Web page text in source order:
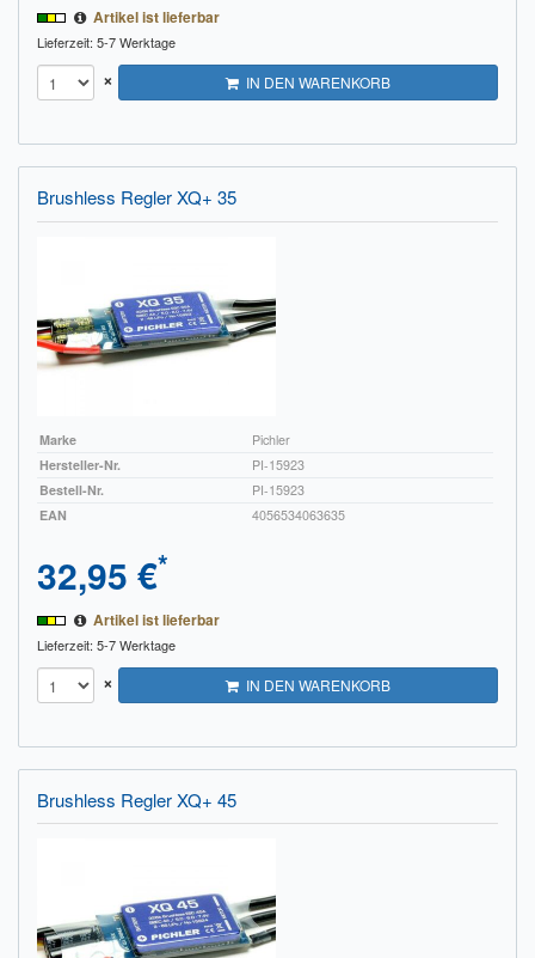
Artikel ist lieferbar
Lieferzeit: 5-7 Werktage
× IN DEN WARENKORB
Brushless Regler XQ+ 35
Marke
Pichler
Hersteller-Nr.
PI-15923
Bestell-Nr.
PI-15923
EAN
4056534063635
32,95 €*
Artikel ist lieferbar
Lieferzeit: 5-7 Werktage
× IN DEN WARENKORB
Brushless Regler XQ+ 45